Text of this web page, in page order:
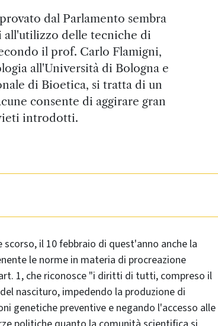
dal Parlamento sembra
delle tecniche di
il prof. Carlo Flamigni,
all'Università di Bologna e
di Bioetica, si tratta di un
consente di aggirare gran
introdotti.
il 10 febbraio di quest'anno anche la
le norme in materia di procreazione
1, che riconosce "i diritti di tutti, compreso il
nascituro, impedendo la produzione di
genetiche preventive e negando l'accesso alle